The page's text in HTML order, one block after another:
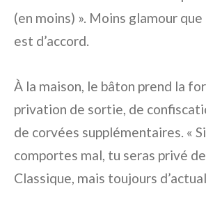
(en moins) ». Moins glamour
est d’accord.
À la maison, le bâton prend la
privation de sortie, de
de corvées supplémentaires. «
comportes mal, tu seras privé
Classique, mais toujours